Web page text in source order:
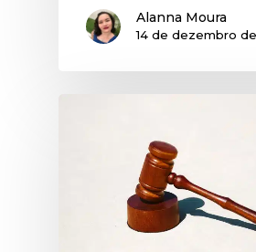
Alanna Moura
14 de dezembro